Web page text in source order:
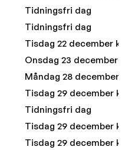
Tidningsfri dag
Tidningsfri dag
Tisdag 22 december kl.
Onsdag 23 december
Måndag 28 december
Tisdag 29 december kl.
Tidningsfri dag
Tisdag 29 december kl.
Tisdag 29 december kl.